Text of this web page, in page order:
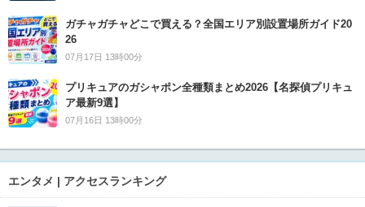
ガチャガチャどこで買える？全国エリア別設置場所ガイド20
26
07月17日 13時00分
プリキュアのガシャポン全種類まとめ2026【名探偵プリキュ
ア最新9選】
07月16日 13時00分
エンタメ | アクセスランキング